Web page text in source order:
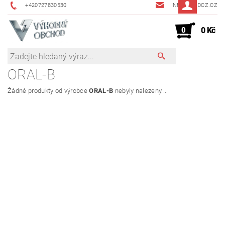
+420727830530 INFO@JMDCZ.CZ
0 0 Kč
ORAL-B
Žádné produkty od výrobceORAL-B nebyly nalezeny....